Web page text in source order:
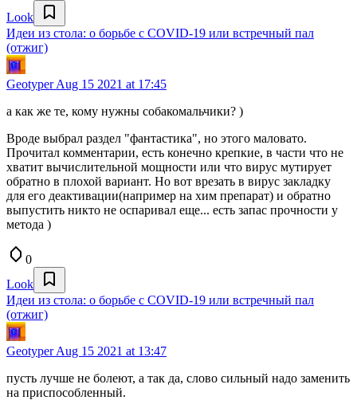
Look
Идеи из стола: о борьбе с COVID-19 или встречный пал
(отжиг)
GeotyperAug 15 2021 at 17:45
а как же те, кому нужны собакомальчики? )
Вроде выбрал раздел "фантастика", но этого маловато.
Прочитал комментарии, есть конечно крепкие, в части что не
хватит вычислительной мощности или что вирус мутирует
обратно в плохой вариант. Но вот врезать в вирус закладку
для его деактивации(например на хим препарат) и обратно
выпустить никто не оспаривал еще... есть запас прочности у
метода )
0
Look
Идеи из стола: о борьбе с COVID-19 или встречный пал
(отжиг)
GeotyperAug 15 2021 at 13:47
пусть лучше не болеют, а так да, слово сильный надо заменить
на приспособленный.